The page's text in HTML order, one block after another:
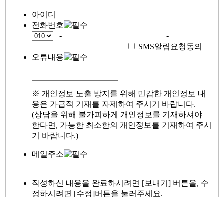
아이디
전화번호
-
-
SMS알림요청동의
오류내용
※ 개인정보 노출 방지를 위해 민감한 개인정보 내
용은 가급적 기재를 자제하여 주시기 바랍니다.
(상담을 위해 불가피하게 개인정보를 기재하셔야
한다면, 가능한 최소한의 개인정보를 기재하여 주시
기 바랍니다.)
메일주소
작성하신 내용을 완료하시려면 [보내기] 버튼을, 수
정하시려면 [수정]버튼을 눌러주세요.